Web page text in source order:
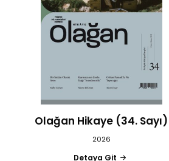
Olağan Hikaye (34. Sayı)
2026
Detaya Git